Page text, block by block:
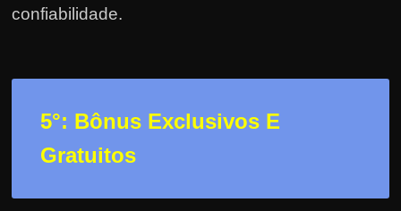
confiabilidade.
5°: Bônus Exclusivos E
Gratuitos